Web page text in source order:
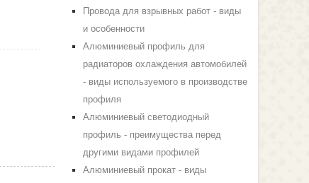
Провода для взрывных работ - виды
и особенности
Алюминиевый профиль для
радиаторов охлаждения автомобилей
- виды используемого в производстве
профиля
Алюминиевый светодиодный
профиль - преимущества перед
другими видами профилей
Алюминиевый прокат - виды